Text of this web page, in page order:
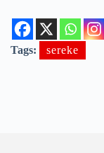
Tags: sereke